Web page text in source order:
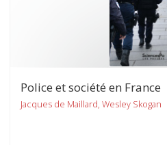
Police et société en France
Jacques de Maillard, Wesley Skogan